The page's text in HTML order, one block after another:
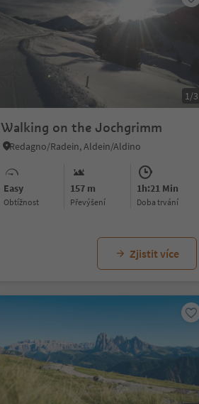
1/3
Walking on the Jochgrimm
Redagno/Radein, Aldein/Aldino
Easy
Obtížnost
157 m
Převýšení
1h:21 Min
doba trvání
Zjistit více